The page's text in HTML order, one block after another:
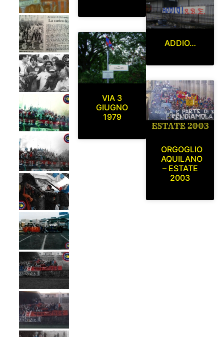
VIA 3
GIUGNO
1979
ADDIO…
ORGOGLIO
AQUILANO
– ESTATE
2003